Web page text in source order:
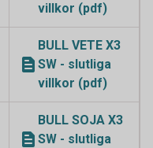
villkor (pdf)
BULL VETE X3
SW - slutliga
villkor (pdf)
BULL SOJA X3
SW - slutliga